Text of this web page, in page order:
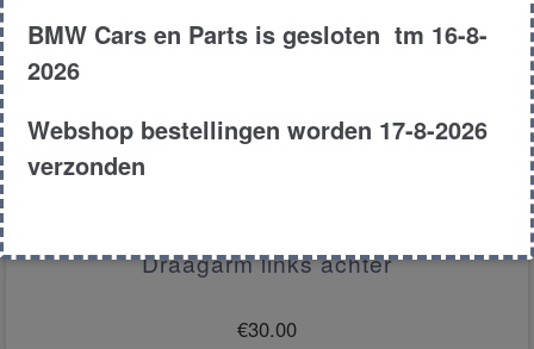
Draagarm links achter
€30.00
BMW Cars en Parts is gesloten tm 16-8-
2026
Webshop bestellingen worden 17-8-2026
verzonden